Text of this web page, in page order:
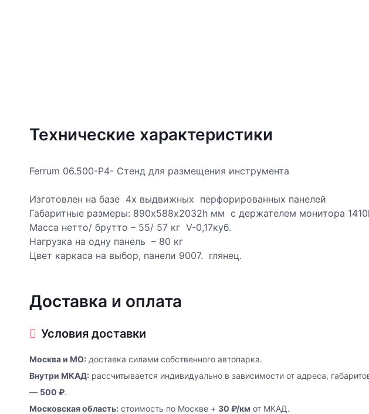
Технические характеристики
Ferrum 06.500-Р4- Стенд для размещения инструмента
Изготовлен на базе 4х выдвижных перфорированных панелей
Габаритные размеры: 890х588x2032h мм с держателем монитора
Масса нетто/ брутто – 55/ 57 кг V-0,17куб.
Нагрузка на одну панель – 80 кг
Цвет каркаса на выбор, панели 9007. глянец.
Доставка и оплата
Условия доставки
Москва и МО:доставка силами собственного автопарка.
Внутри МКАД:рассчитывается индивидуально в зависимости от адреса,
— 500 ₽.
Московская область:стоимость по Москве + 30 ₽/км от МКАД.